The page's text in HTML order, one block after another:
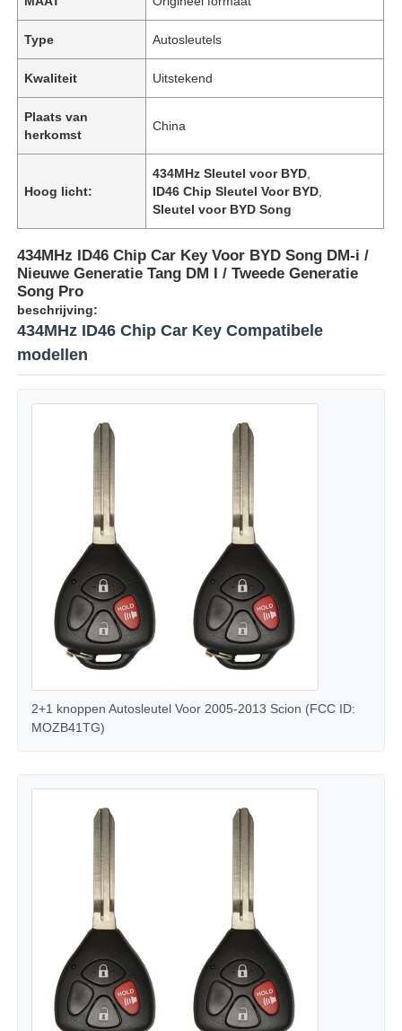
Producten
Videos
Type Autosleutels
Kwaliteit Uitstekend
Plaats van
herkomst
China
Hoog licht:
434MHz Sleutel voor BYD
ID46 Chip Sleutel Voor BYD
Sleutel voor BYD Song
434MHz ID46 Chip Car Key Voor BYD Song DM-i /
Nieuwe Generatie Tang DM I / Tweede Generatie
Song Pro
beschrijving:
434MHz ID46 Chip Car Key Compatibele
modellen
2+1 knoppen Autosleutel Voor 2005-2013 Scion (FCC ID:
MOZB41TG)